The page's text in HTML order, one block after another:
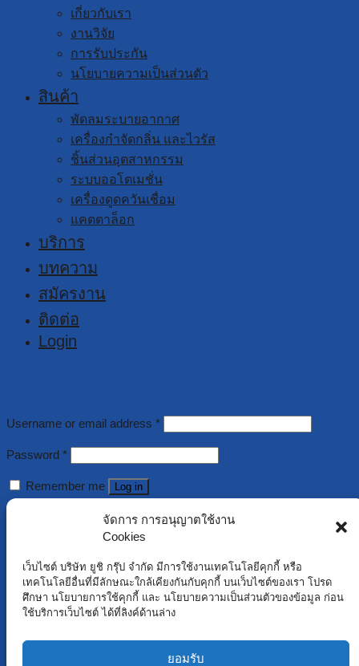
จัดการ การอนุญาตใช้งาน
Cookies
เว็บไซต์ บริษัท ยูชิ กรุ๊ป จำกัด มีการใช้งานเทคโนโลยีคุกกี้ หรือ
เทคโนโลยีอื่นที่มีลักษณะใกล้เคียงกันกับคุกกี้ บนเว็บไซต์ของเรา โปรด
ศึกษา นโยบายการใช้คุกกี้ และ นโยบายความเป็นส่วนตัวของข้อมูล ก่อน
ใช้บริการเว็บไซต์ ได้ที่ลิงค์ด้านล่าง
ยอมรับ
เกี่ยวกับเรา
งานวิจัย
การรับประกัน
นโยบายความเป็นส่วนตัว
สินค้า
พัดลมระบายอากาศ
เครื่องกำจัดกลิ่น และไวรัส
ชิ้นส่วนอุตสาหกรรม
ระบบออโตเมชั่น
เครื่องดูดควันเชื่อม
แคตตาล็อก
บริการ
บทความ
สมัครงาน
ติดต่อ
Login
Username or email address *
Password *
Remember me Log in
Lost your password?
Register
Username*